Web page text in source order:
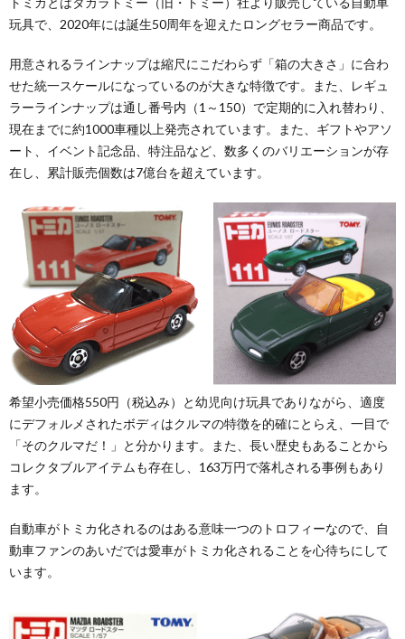
玩具で、2020年には誕生50周年を迎えたロングセラー商品です。
用意されるラインナップは縮尺にこだわらず「箱の大きさ」に合わ
せた統一スケールになっているのが大きな特徴です。また、レギュ
ラーラインナップは通し番号内（1～150）で定期的に入れ替わり、
現在までに約1000車種以上発売されています。また、ギフトやアソ
ート、イベント記念品、特注品など、数多くのバリエーションが存
在し、累計販売個数は7億台を超えています。
希望小売価格550円（税込み）と幼児向け玩具でありながら、適度
にデフォルメされたボディはクルマの特徴を的確にとらえ、一目で
「そのクルマだ！」と分かります。また、長い歴史もあることから
コレクタブルアイテムも存在し、163万円で落札される事例もあり
ます。
自動車がトミカ化されるのはある意味一つのトロフィーなので、自
動車ファンのあいだでは愛車がトミカ化されることを心待ちにして
います。